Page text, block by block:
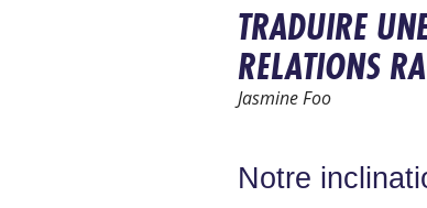
TRADUIRE
RELATIONS
Jasmine Foo
Notre